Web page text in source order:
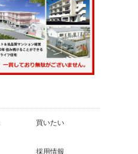
買いたい
採用情報